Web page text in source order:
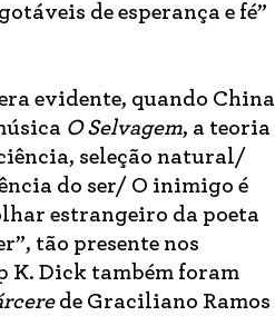
de esperança e fé”
evidente, quando China
O Selvagem, a teoria
seleção natural/
do ser/ O inimigo é
estrangeiro da poeta
tão presente nos
K. Dick também foram
de Graciliano Ramos